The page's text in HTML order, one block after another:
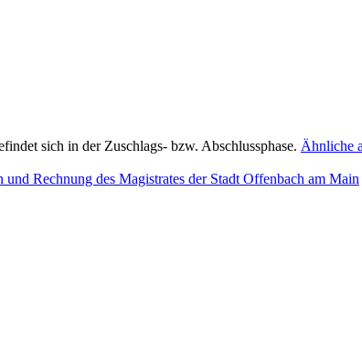
sich in der Zuschlags- bzw. Abschlussphase. Ähnliche
Rechnung des Magistrates der Stadt Offenbach am Main